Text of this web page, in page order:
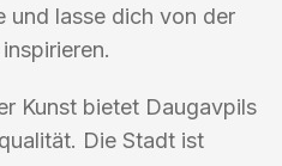
und lasse dich von der
Kunst bietet Daugavpils
Die Stadt ist